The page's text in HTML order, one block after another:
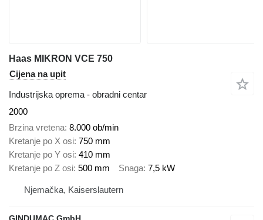
Haas MIKRON VCE 750
Cijena na upit
Industrijska oprema - obradni centar
2000
Brzina vretena 8.000 ob/min
Kretanje po X osi 750 mm
Kretanje po Y osi 410 mm
Kretanje po Z osi 500 mm Snaga 7,5 kW
Njemačka, Kaiserslautern